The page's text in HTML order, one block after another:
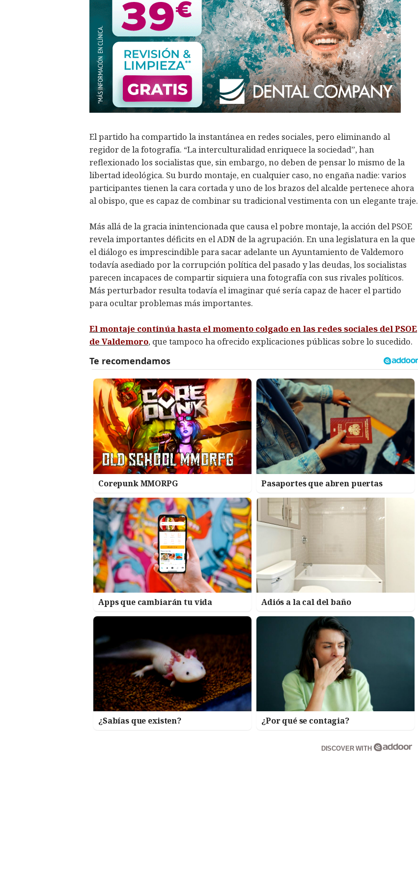
El partido ha compartido la instantánea en redes sociales, pero eliminando al
regidor de la fotografía. “La interculturalidad enriquece la sociedad”, han
reflexionado los socialistas que, sin embargo, no deben de pensar lo mismo de la
libertad ideológica. Su burdo montaje, en cualquier caso, no engaña nadie: varios
participantes tienen la cara cortada y uno de los brazos del alcalde pertenece ahora
al obispo, que es capaz de combinar su tradicional vestimenta con un elegante traje.
Más allá de la gracia inintencionada que causa el pobre montaje, la acción del PSOE
revela importantes déficits en el ADN de la agrupación. En una legislatura en la que
el diálogo es imprescindible para sacar adelante un Ayuntamiento de Valdemoro
todavía asediado por la corrupción política del pasado y las deudas, los socialistas
parecen incapaces de compartir siquiera una fotografía con sus rivales políticos.
Más perturbador resulta todavía el imaginar qué sería capaz de hacer el partido
para ocultar problemas más importantes.
El montaje continúa hasta el momento colgado en las redes sociales del PSOE
de Valdemoro, que tampoco ha ofrecido explicaciones públicas sobre lo sucedido.
Corepunk MMORPG Pasaportes que abren puertas
Apps que cambiarán tu vida Adiós a la cal del baño
¿Sabías que existen? ¿Por qué se contagia?
DISCOVER WITH